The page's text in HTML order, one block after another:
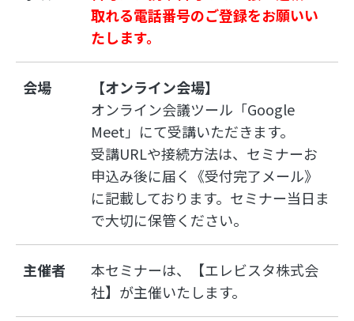
取れる電話番号のご登録をお願いい
たします。
会場
【オンライン会場】
オンライン会議ツール「Google
Meet」にて受講いただきます。
受講URLや接続方法は、セミナーお
申込み後に届く《受付完了メール》
に記載しております。セミナー当日ま
で大切に保管ください。
主催者
本セミナーは、【エレビスタ株式会
社】が主催いたします。